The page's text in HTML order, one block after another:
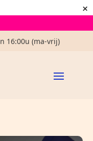
×
in NL
16:00u (ma-vrij)
kaartje